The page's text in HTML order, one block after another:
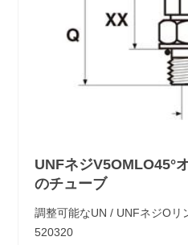
UNFネジV5OMLO45°
のチューブ
調整可能なUN / UNFネジOリ
520320